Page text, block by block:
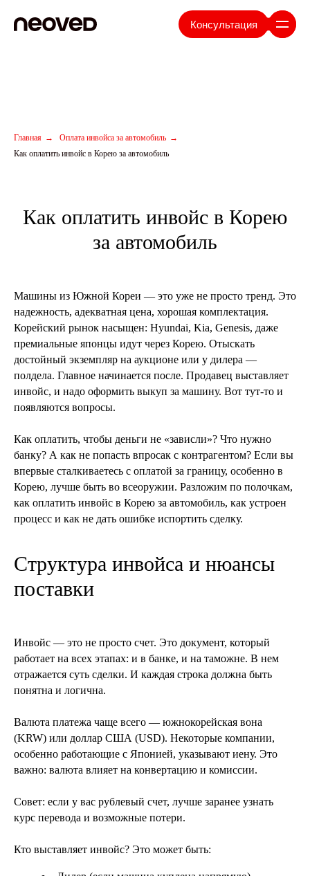
Консультация
Главная → Оплата инвойса за автомобиль →
Как оплатить инвойс в Корею за автомобиль
Как оплатить инвойс в Корею
за автомобиль
Машины из Южной Кореи — это уже не просто тренд. Это
надежность, адекватная цена, хорошая комплектация.
Корейский рынок насыщен: Hyundai, Kia, Genesis, даже
премиальные японцы идут через Корею. Отыскать
достойный экземпляр на аукционе или у дилера —
полдела. Главное начинается после. Продавец выставляет
инвойс, и надо оформить выкуп за машину. Вот тут-то и
появляются вопросы.
Как оплатить, чтобы деньги не «зависли»? Что нужно
банку? А как не попасть впросак с контрагентом? Если вы
впервые сталкиваетесь с оплатой за границу, особенно в
Корею, лучше быть во всеоружии. Разложим по полочкам,
как оплатить инвойс в Корею за автомобиль, как устроен
процесс и как не дать ошибке испортить сделку.
Структура инвойса и нюансы
поставки
Инвойс — это не просто счет. Это документ, который
работает на всех этапах: и в банке, и на таможне. В нем
отражается суть сделки. И каждая строка должна быть
понятна и логична.
Валюта платежа чаще всего — южнокорейская вона
(KRW) или доллар США (USD). Некоторые компании,
особенно работающие с Японией, указывают иену. Это
важно: валюта влияет на конвертацию и комиссии.
Совет: если у вас рублевый счет, лучше заранее узнать
курс перевода и возможные потери.
Кто выставляет инвойс? Это может быть: